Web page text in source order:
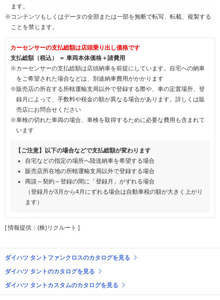
ます。
※コンテンツもしくはデータの全部または一部を無断で転写、転載、複製する
ことを禁じます。
カーセンサーの支払総額は店頭乗り出し価格です
支払総額（税込） ＝ 車両本体価格＋諸費用
※カーセンサーの支払総額は店頭納車を前提にしています。自宅への納車
をご希望された場合などは、別途納車費用がかかります
※販売店の所在する所轄運輸支局以外で登録する際や、車の定置場所、登
録月によって、手数料や税金の額が異なる場合があります。詳しくは販
売店にお問合せください
※車検の切れた車両の場合、車検を取得するために必要な費用も含まれて
います
【ご注意】以下の場合などで支払総額が変わります
自宅などの指定の場所へ陸送納車を希望する場合
販売店所在地の所轄運輸支局以外で登録する場合
商談～契約～登録の間に「登録月」がずれる場合
（登録月が3月から4月にずれる場合は自動車税の額が大きく上がり
ます）
[ 情報提供：(株)リクルート ]
ダイハツ タントファンクロスのカタログを見る
ダイハツ タントのカタログを見る
ダイハツ タントカスタムのカタログを見る